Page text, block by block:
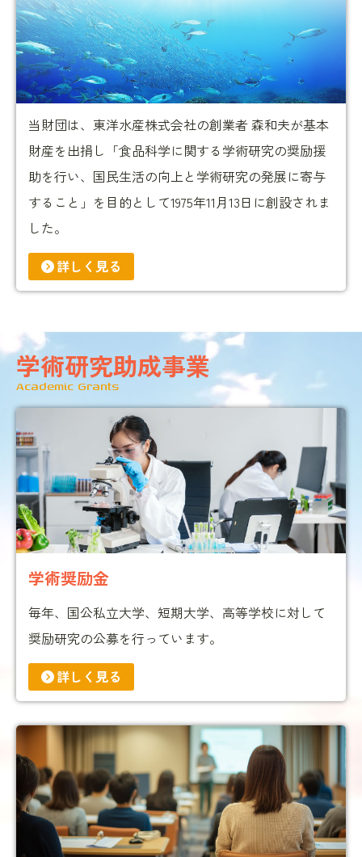
当財団は、東洋水産株式会社の創業者 森和夫が基本
財産を出捐し「食品科学に関する学術研究の奨励援
助を行い、国民生活の向上と学術研究の発展に寄与
すること」を目的として1975年11月13日に創設されま
した。
詳しく見る
学術研究助成事業
Academic Grants
学術奨励金
毎年、国公私立大学、短期大学、高等学校に対して
奨励研究の公募を行っています。
詳しく見る